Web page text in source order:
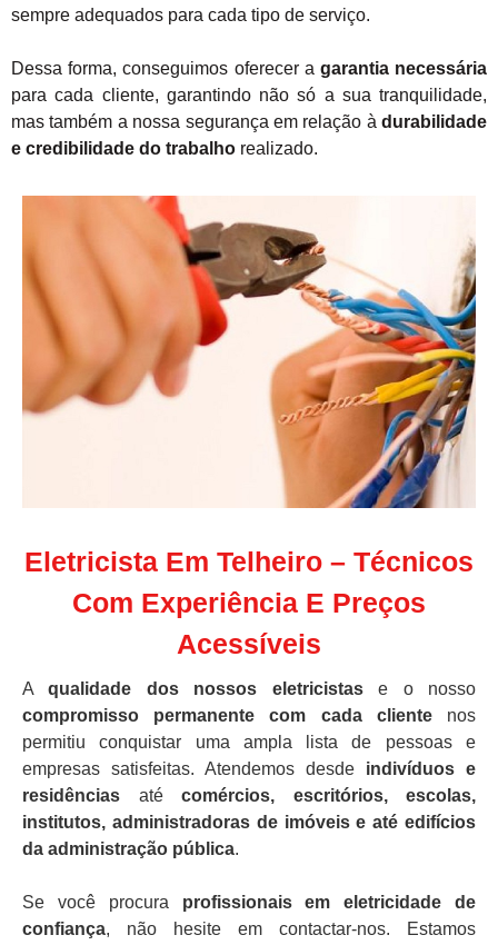
sempre adequados para cada tipo de serviço.
Dessa forma, conseguimos oferecer a garantia necessária
para cada cliente, garantindo não só a sua tranquilidade,
mas também a nossa segurança em relação à durabilidade
e credibilidade do trabalho realizado.
Eletricista Em Telheiro – Técnicos
Com Experiência E Preços
Acessíveis
Aqualidade dos nossos eletricistase o nosso
compromisso permanente com cada clientenos
permitiu conquistar uma ampla lista de pessoas e
empresas satisfeitas. Atendemos desde indivíduos e
residências até comércios, escritórios, escolas,
institutos, administradoras de imóveis e até edifícios
da administração pública.
Se você procura profissionais em eletricidade de
confiança, não hesite em contactar-nos. Estamos